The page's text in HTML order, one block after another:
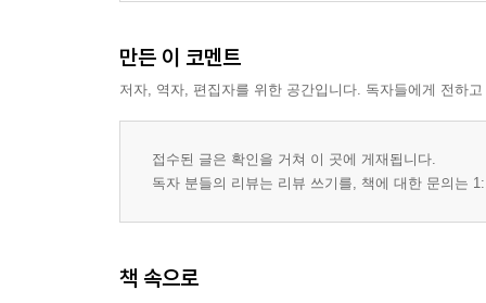
오직 그 사람만 보이는 순간
사내가 바다로 뛰어드는 이유
빵을 먹는 관계
길을 잃어버린 사람들
활자 중독
시작만큼 중요한 마무리
만든 이 코멘트
저자, 역자, 편집자를 위한 공간입니다. 독자들에게 전하
접수된 글은 확인을 거쳐 이 곳에 게재됩니다.
독자 분들의 리뷰는 리뷰 쓰기를, 책에 대한 문의는
책 속으로